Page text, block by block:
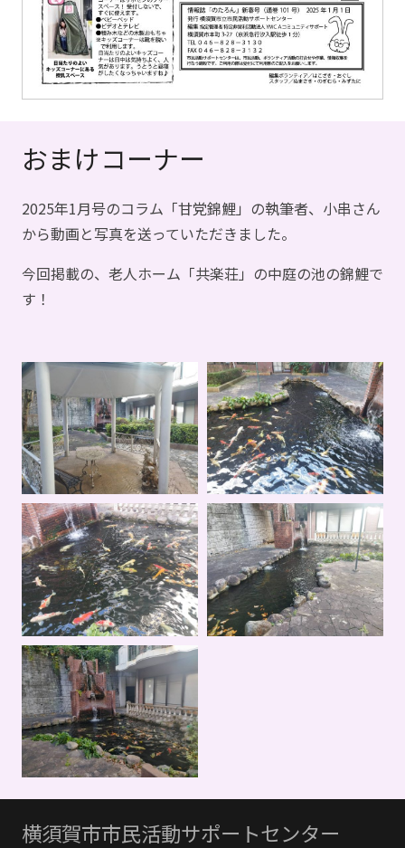
おまけコーナー
2025年1月号のコラム「甘党錦鯉」の執筆者、小串さん
から動画と写真を送っていただきました。
今回掲載の、老人ホーム「共楽荘」の中庭の池の錦鯉で
す！
横須賀市市民活動サポートセンター